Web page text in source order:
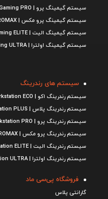
سیستم گیمینگ پرو | Gaming PRO
سیستم گیمینگ پرو مکس | Gaming PROMAX
سیستم گیمینگ الیت | Gaming ELITE
سیستم گیمینگ اولترا | Gaming ULTRA
سیستم های رندرینگ
سیستم رندرینگ اکو | Workstation ECO
سیستم رندرینگ پلاس | Workstation PLUS
سیستم رندرینگ پرو | Workstation PRO
سیستم رندرینگ پرو مکس | Workstation PROMAX
سیستم رندرینگ الیت | Workstation ELITE
سیستم رندرینگ اولترا | Workstation ULTRA
فروشگاه پی‌سی ماد
گارانتی پلاس